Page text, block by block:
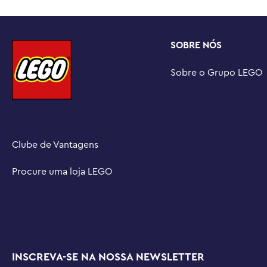
separadamente) e o show online LEGO® Friends: The
Vamos contar uma história de amizade – A linha de
Friends permite que as crianças explorem diferentes
oportunidades de criar suas próprias histórias
comprimento e 6 cm de largura, incluindo reboque e
Clube de Vantagens
Procure uma loja LEGO
SOBRE NÓS
Sobre o Grupo LEGO
INSCREVA-SE NA NOSSA NEWSLETTER